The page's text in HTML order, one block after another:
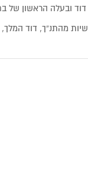
דוד ובעלה הראשון של
מהתנ”ך, דוד